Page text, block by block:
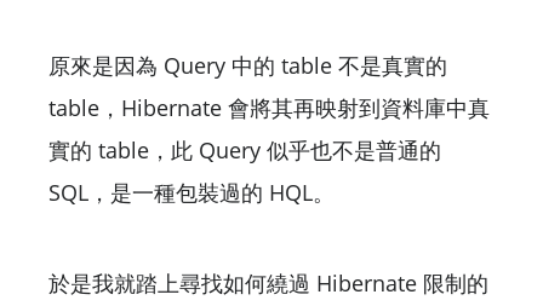
原來是因為 Query 中的 table 不是真實的
table，Hibernate 會將其再映射到資料庫中真
實的 table，此 Query 似乎也不是普通的
SQL，是一種包裝過的 HQL。
於是我就踏上尋找如何繞過 Hibernate 限制的